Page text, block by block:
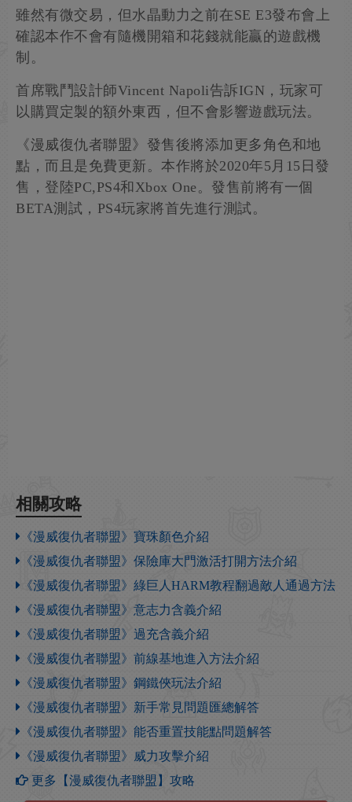
雖然有微交易，但水晶動力之前在SE E3發布會上
確認本作不會有隨機開箱和花錢就能贏的遊戲機
制。
首席戰鬥設計師Vincent Napoli告訴IGN，玩家可
以購買定製的額外東西，但不會影響遊戲玩法。
《漫威復仇者聯盟》發售後將添加更多角色和地
點，而且是免費更新。本作將於2020年5月15日發
售，登陸PC,PS4和Xbox One。發售前將有一個
BETA測試，PS4玩家將首先進行測試。
相關攻略
《漫威復仇者聯盟》寶珠顏色介紹
《漫威復仇者聯盟》保險庫大門激活打開方法介紹
《漫威復仇者聯盟》綠巨人HARM教程翻過敵人通過方法
《漫威復仇者聯盟》意志力含義介紹
《漫威復仇者聯盟》過充含義介紹
《漫威復仇者聯盟》前線基地進入方法介紹
《漫威復仇者聯盟》鋼鐵俠玩法介紹
《漫威復仇者聯盟》新手常見問題匯總解答
《漫威復仇者聯盟》能否重置技能點問題解答
《漫威復仇者聯盟》威力攻擊介紹
更多【漫威復仇者聯盟】攻略